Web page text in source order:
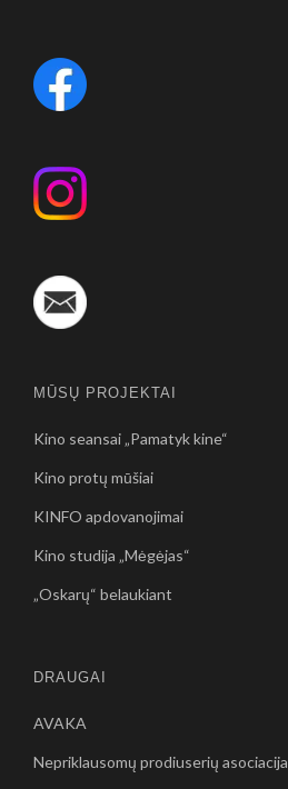
MŪSŲ PROJEKTAI
Kino seansai „Pamatyk kine“
Kino protų mūšiai
KINFO apdovanojimai
Kino studija „Mėgėjas“
„Oskarų“ belaukiant
DRAUGAI
AVAKA
Nepriklausomų prodiuserių asociacija